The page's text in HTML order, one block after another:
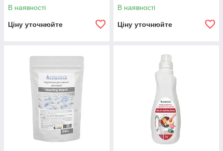
В наявності
Ціну уточнюйте
В наявності
Ціну уточнюйте